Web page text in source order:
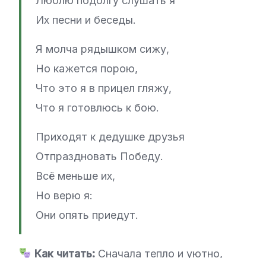
Их песни и беседы.
Я молча рядышком сижу,
Но кажется порою,
Что это я в прицел гляжу,
Что я готовлюсь к бою.
Приходят к дедушке друзья
Отпраздновать Победу.
Всё меньше их,
Но верю я:
Они опять приедут.
Как читать:Сначала тепло и уютно,